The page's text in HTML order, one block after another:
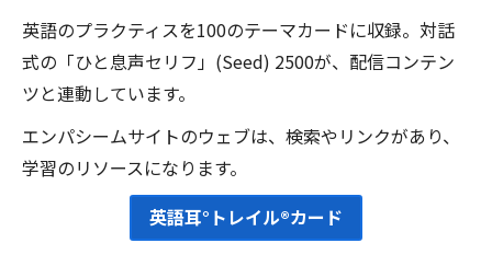
英語のプラクティスを100のテーマカードに収録。対話
式の「ひと息声セリフ」(Seed) 2500が、配信コンテン
ツと連動しています。
エンパシームサイトのウェブは、検索やリンクがあり、
学習のリソースになります。
英語耳°トレイル®カード